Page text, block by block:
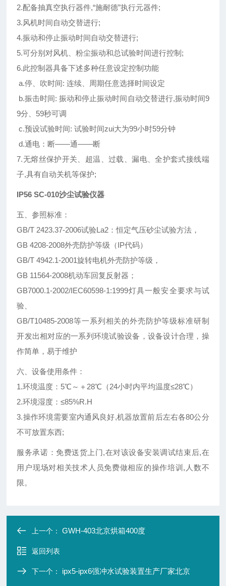
2.配备抽真空执行器件,“施耐德”执行元器件;
3.风机时间自动交替进行;
4.振动和停止振动时间自动交替进行;
5.可分别对风机、粉尘振动和总试验时间进行控制;
6.此控制器具备下述多种任意设定控制功能
a.停、吹时间: 连续、周期任意选择时间设定
b.振击时间: 振动和停止振动时间自动交替进行,振动时间9
9分、59秒可调
c.预设试验时间: 试验时间zui大为99小时59分钟
d.通电：断——通——断
7.无熔丝保护开关、超温、过载、漏电、全护套式接线端
子,具有自动关机等保护;
IP56 SC-010沙尘试验仪器
五 、参照标准：
GB/T 2423.37-2006试验La2：恒定气压砂尘试验方法，
GB 4208-2008外壳防护等级（IP代码）
GB/T 4942.1-2001旋转电机外壳防护等级，
GB 11564-2008机动车回复反射器；
GB7000.1-2002/IEC60598-1:1999灯具一般安全要求与试
验、
GB/T10485-2008等一系列相关的外壳防护等级标准研制
开发出相对应的一系列环境试验设备，设备设计合理，操
作简单，易于维护
六、设备使用条件：
1.环境温度：5℃～＋28℃（24小时内平均温度≤28℃）
2.环境湿度：≤85%R.H
3.操作环境需要室内通风良好,机器放置前后左右各80公分
不可放置东西;
服务承诺：免费送货上门,在对该设备安装调试结束后,在
用户现场对相关技术人员免费做相应的操作培训,人数不
限。
上一个：GWH-403北京烘箱400度
返回列表
下一个： ipx5-ipx6强冲水试验装置生产厂家北京